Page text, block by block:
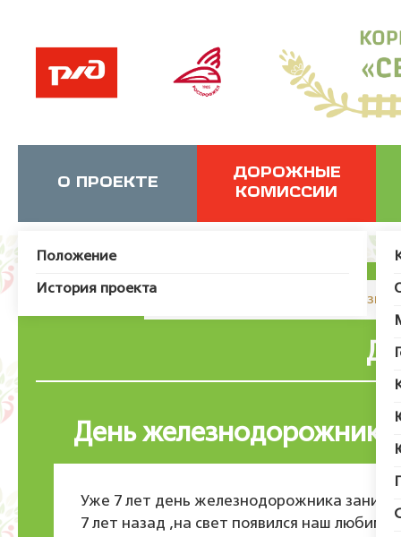
О ПРОЕКТЕ
Положение
История проекта
ДОРОЖНЫЕ
КОМИССИИ
JUser: :_load: Не удалось
День
Уже 7 лет день железнодорожника
7 лет назад ,на свет появился наш